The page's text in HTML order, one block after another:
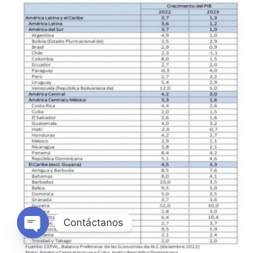
Contáctanos
Open
chaty